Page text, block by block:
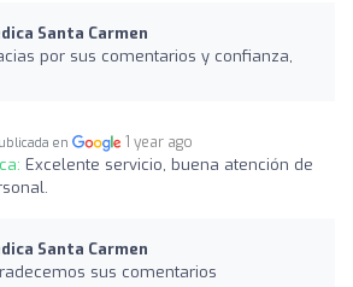
Santa Carmen
por sus comentarios y confianza,
en 1 year ago
Excelente servicio, buena atención de
Santa Carmen
sus comentarios